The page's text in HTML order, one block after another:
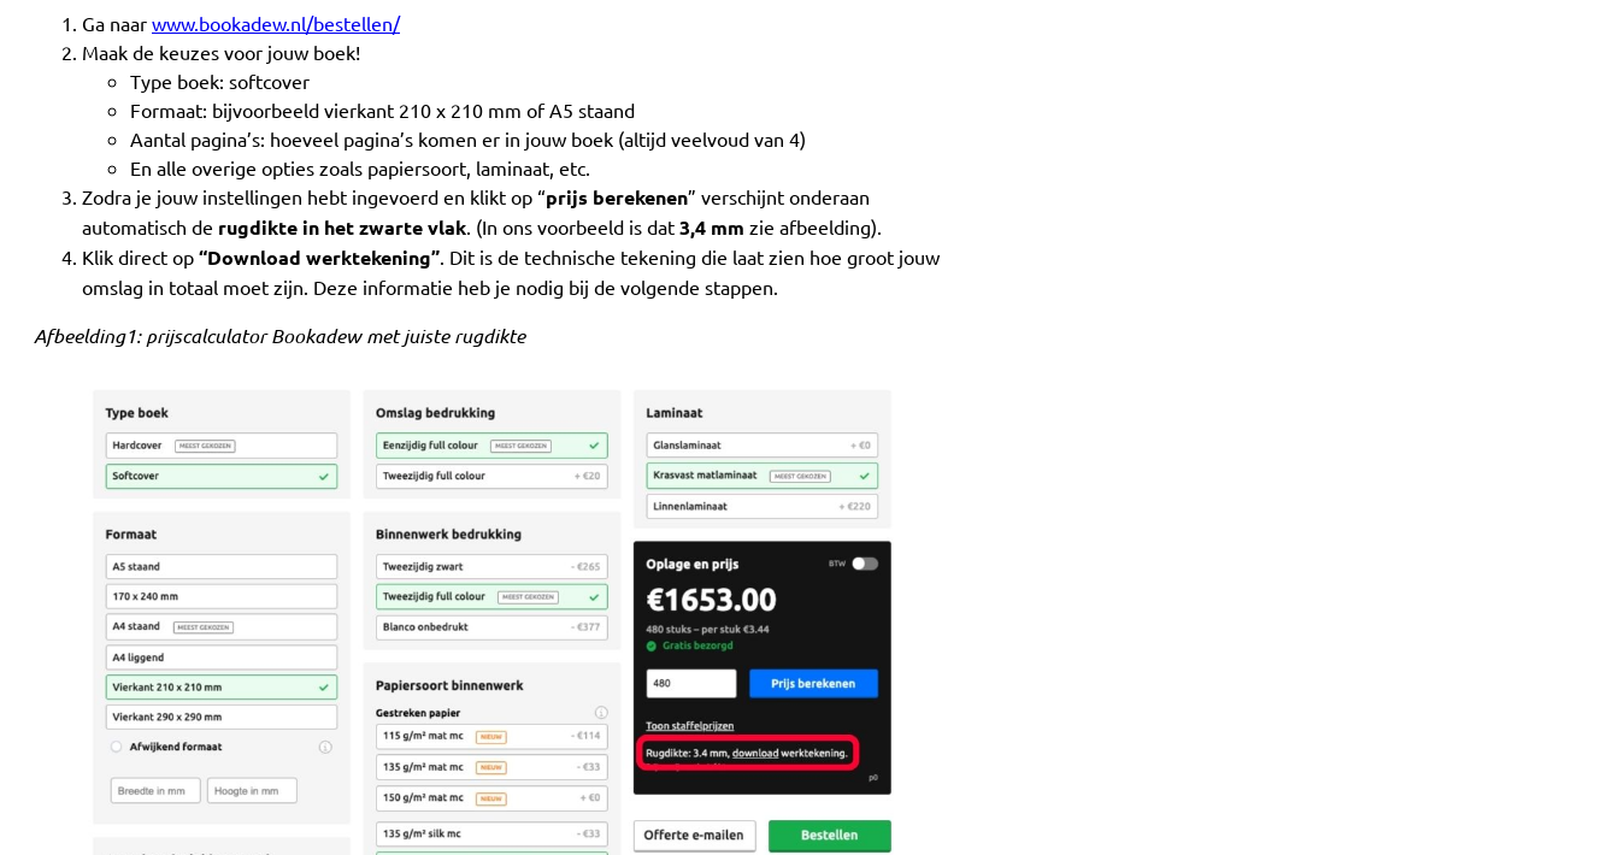
Ga naar www.bookadew.nl/bestellen/
Maak de keuzes voor jouw boek!
Type boek: softcover
Formaat: bijvoorbeeld vierkant 210 x 210 mm of A5 staand
Aantal pagina’s: hoeveel pagina’s komen er in jouw boek (altijd veelvoud van 4)
En alle overige opties zoals papiersoort, laminaat, etc.
Zodra je jouw instellingen hebt ingevoerd en klikt op “prijs berekenen” verschijnt onderaan
automatisch de rugdikte in het zwarte vlak . (In ons voorbeeld is dat 3,4 mm zie afbeelding).
Klik direct op “Download werktekening” . Dit is de technische tekening die laat zien hoe groot jouw
omslag in totaal moet zijn. Deze informatie heb je nodig bij de volgende stappen.
Afbeelding1: prijscalculator Bookadew met juiste rugdikte